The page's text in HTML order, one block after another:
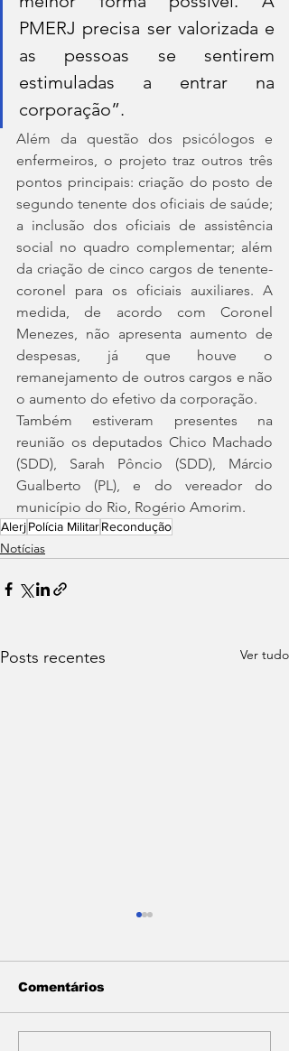
PMERJ precisa ser valorizada e
as pessoas se sentirem
estimuladas a entrar na
corporação”.
Além da questão dos psicólogos e
enfermeiros, o projeto traz outros três
pontos principais: criação do posto de
segundo tenente dos oficiais de saúde;
a inclusão dos oficiais de assistência
social no quadro complementar; além
da criação de cinco cargos de tenente-
coronel para os oficiais auxiliares. A
medida, de acordo com Coronel
Menezes, não apresenta aumento de
despesas, já que houve o
remanejamento de outros cargos e não
o aumento do efetivo da corporação.
Também estiveram presentes na
reunião os deputados Chico Machado
(SDD), Sarah Pôncio (SDD), Márcio
Gualberto (PL), e do vereador do
município do Rio, Rogério Amorim.
AlerjPolícia MilitarRecondução
Notícias
Posts recentes Ver tudo
Comentários